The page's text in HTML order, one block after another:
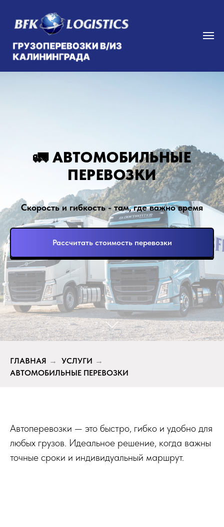
🚛 АВТОМОБИЛЬНЫЕ
ПЕРЕВОЗКИ
Скорость и гибкость - там, где важно время
Рассчитать стоимость перевозки
ГЛАВНАЯ → УСЛУГИ →
АВТОМОБИЛЬНЫЕ ПЕРЕВОЗКИ
Автоперевозки — это быстро, гибко и удобно для
любых грузов. Идеальное решение, когда важны
точные сроки и индивидуальный маршрут.